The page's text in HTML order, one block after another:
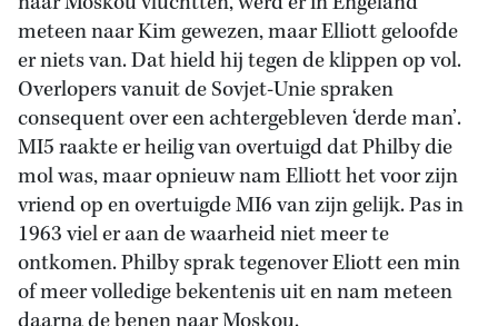
meteen naar Kim gewezen, maar Elliott geloofde
er niets van. Dat hield hij tegen de klippen op vol.
Overlopers vanuit de Sovjet-Unie spraken
consequent over een achtergebleven ‘derde man’.
MI5 raakte er heilig van overtuigd dat Philby die
mol was, maar opnieuw nam Elliott het voor zijn
vriend op en overtuigde MI6 van zijn gelijk. Pas in
1963 viel er aan de waarheid niet meer te
ontkomen. Philby sprak tegenover Eliott een min
of meer volledige bekentenis uit en nam meteen